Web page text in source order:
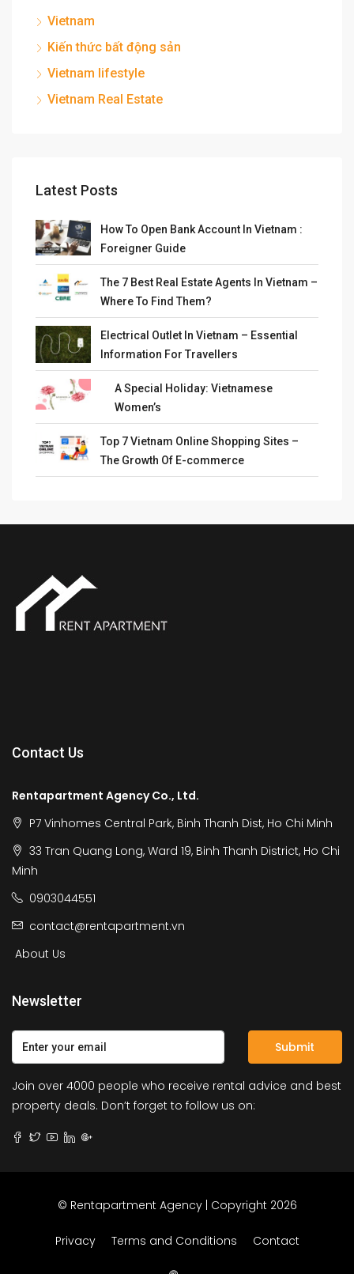
Vietnam
Kiến thức bất động sản
Vietnam lifestyle
Vietnam Real Estate
Latest Posts
How To Open Bank Account In Vietnam :
Foreigner Guide
The 7 Best Real Estate Agents In Vietnam –
Where To Find Them?
Electrical Outlet In Vietnam – Essential
Information For Travellers
A Special Holiday: Vietnamese
Women’s
Top 7 Vietnam Online Shopping Sites –
The Growth Of E-commerce
Contact Us
Rentapartment Agency Co., Ltd.
P7 Vinhomes Central Park, Binh Thanh Dist, Ho Chi Minh
33 Tran Quang Long, Ward 19, Binh Thanh District, Ho Chi
Minh
0903044551
contact@rentapartment.vn
About Us
Newsletter
Submit
Join over 4000 people who receive rental advice and best
property deals. Don’t forget to follow us on:
© Rentapartment Agency | Copyright 2026
Privacy Terms and Conditions Contact